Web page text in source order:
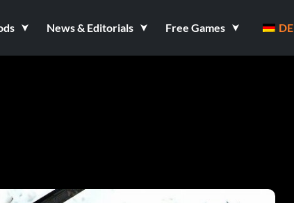
News & Editorials Free Games DE